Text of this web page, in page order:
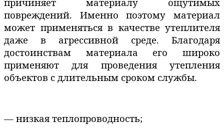
повреждений. Именно поэтому материал
может применяться в качестве утеплителя
даже в агрессивной среде. Благодаря
достоинствам материала его широко
применяют для проведения утепления
объектов с длительным сроком службы.
— низкая теплопроводность;